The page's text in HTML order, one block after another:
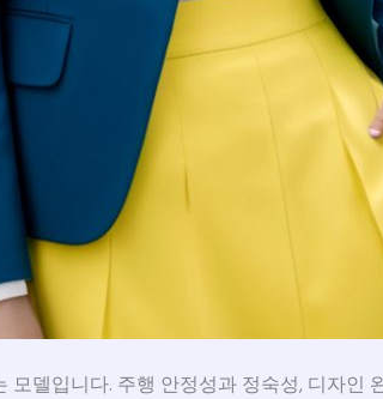
델입니다. 주행 안정성과 정숙성, 디자인